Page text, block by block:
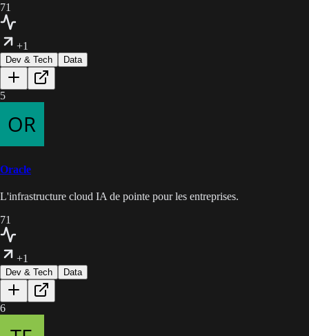
71
+1
Dev & Tech Data
5
Oracle
L'infrastructure cloud IA de pointe pour les entreprises.
71
+1
Dev & Tech Data
6